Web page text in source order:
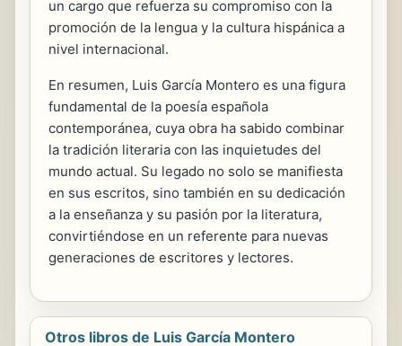
un cargo que refuerza su compromiso con la
promoción de la lengua y la cultura hispánica a
nivel internacional.
En resumen, Luis García Montero es una figura
fundamental de la poesía española
contemporánea, cuya obra ha sabido combinar
la tradición literaria con las inquietudes del
mundo actual. Su legado no solo se manifiesta
en sus escritos, sino también en su dedicación
a la enseñanza y su pasión por la literatura,
convirtiéndose en un referente para nuevas
generaciones de escritores y lectores.
Otros libros de Luis García Montero